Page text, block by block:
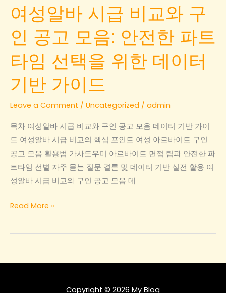
여성알바 시급 비교와 구
인 공고 모음: 안전한 파트
타임 선택을 위한 데이터
기반 가이드
Leave a Comment / Uncategorized / admin
목차 여성알바 시급 비교와 구인 공고 모음 데이터 기반 가이
드 여성알바 시급 비교의 핵심 포인트 여성 아르바이트 구인
공고 모음 활용법 가사도우미 아르바이트 면접 팁과 안전한 파
트타임 선별 자주 묻는 질문 결론 및 데이터 기반 실전 활용 여
성알바 시급 비교와 구인 공고 모음 데
여
알
Read More »
Copyright © 2026 My Blog